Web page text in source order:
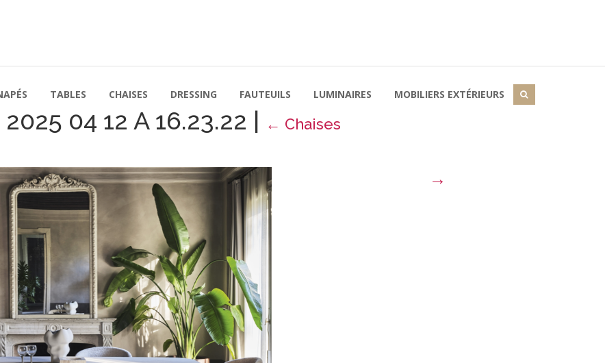
TABLES CHAISES DRESSING FAUTEUILS LUMINAIRES MOBILIERS EXTÉRIEURS
04 12 A 16.23.22 | ← Chaises
→